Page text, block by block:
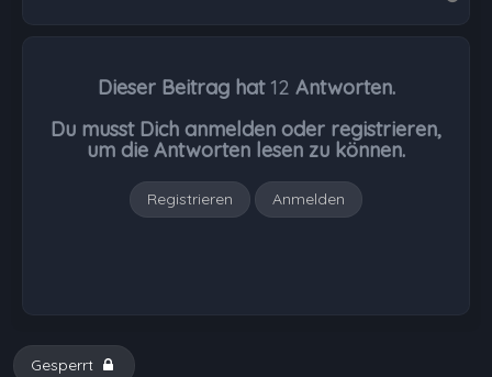
Dieser Beitrag hat 12 Antworten.
Du musst Dich anmelden oder registrieren,
um die Antworten lesen zu können.
Registrieren Anmelden
Gesperrt